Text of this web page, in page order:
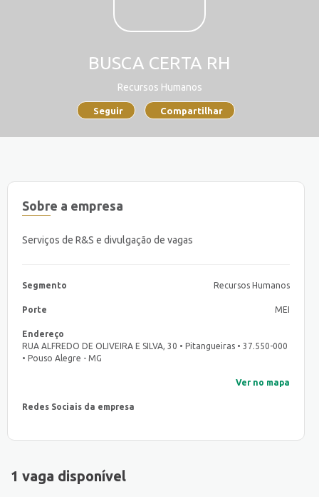
BUSCA CERTA RH
Recursos Humanos
Seguir Compartilhar
Sobre a empresa
Serviços de R&S e divulgação de vagas
Segmento Recursos Humanos
Porte MEI
Endereço
RUA ALFREDO DE OLIVEIRA E SILVA, 30 • Pitangueiras • 37.550-000
• Pouso Alegre - MG
Ver no mapa
Redes Sociais da empresa
1 vaga disponível